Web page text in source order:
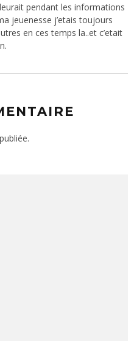
pendant les informations
jeuenesse j’etais toujours
en ces temps la..et c’etait